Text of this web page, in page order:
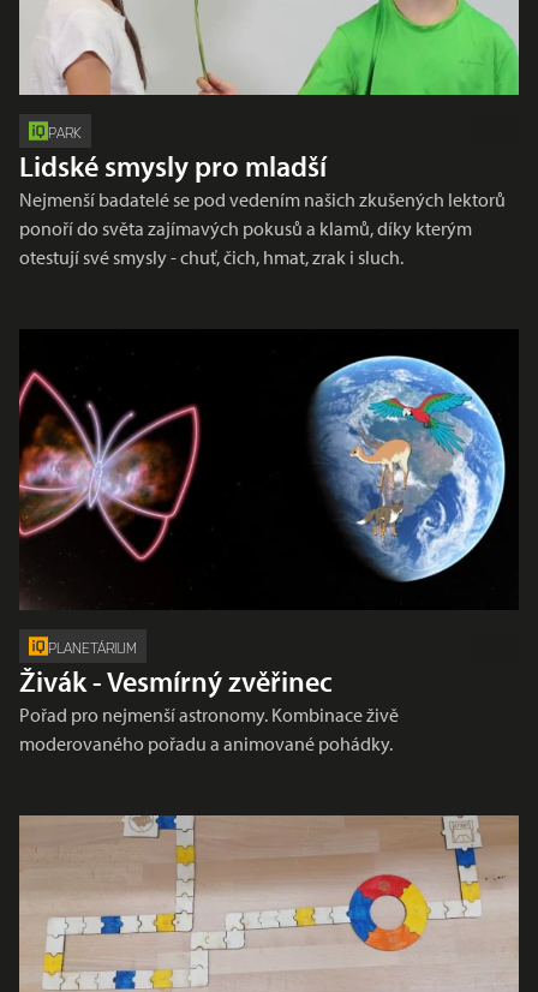
PARK
Lidské smysly pro mladší
Nejmenší badatelé se pod vedením našich zkušených lektorů
ponoří do světa zajímavých pokusů a klamů, díky kterým
otestují své smysly - chuť, čich, hmat, zrak i sluch.
PLANETÁRIUM
Živák - Vesmírný zvěřinec
Pořad pro nejmenší astronomy. Kombinace živě
moderovaného pořadu a animované pohádky.